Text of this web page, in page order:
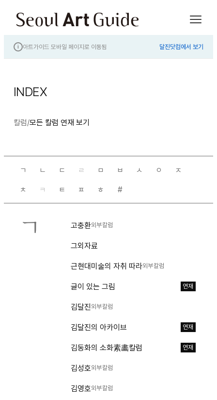
i 아트가이드 모바일 페이지로 이동됨 달진닷컴에서 보기
INDEX
칼럼/모든 칼럼 연재 보기
ㄱ ㄴ ㄷ ㄹ ㅁ ㅂ ㅅ ㅇ ㅈ
ㅊ ㅋ ㅌ ㅍ ㅎ #
ㄱ 고충환외부칼럼
그외자료
근현대미술의 자취 따라외부칼럼
글이 있는 그림 연재
김달진외부칼럼
김달진의 아카이브 연재
김동화의 소화素畵칼럼 연재
김성호외부칼럼
김영호외부칼럼